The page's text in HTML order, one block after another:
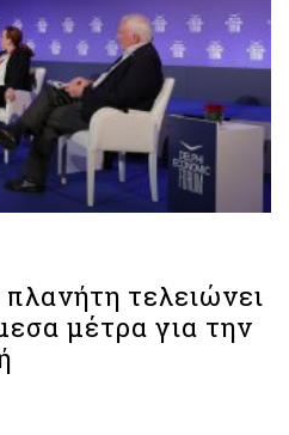
τελειώνει
μέτρα για την